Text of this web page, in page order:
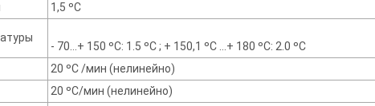
1,5 ºС
- 70…+ 150 ºС: 1.5 ºС ; + 150,1 ºС …+ 180 ºС: 2.0 ºС
20 ºС /мин (нелинейно)
20 ºС/мин (нелинейно)